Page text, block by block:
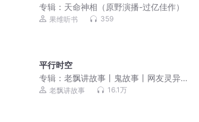
专辑： 天命神相（原野演播-过亿佳作）
果维听书 359
平行时空
专辑：老飘讲故事丨鬼故事丨网友灵异
经历老飘讲故事 16.1万